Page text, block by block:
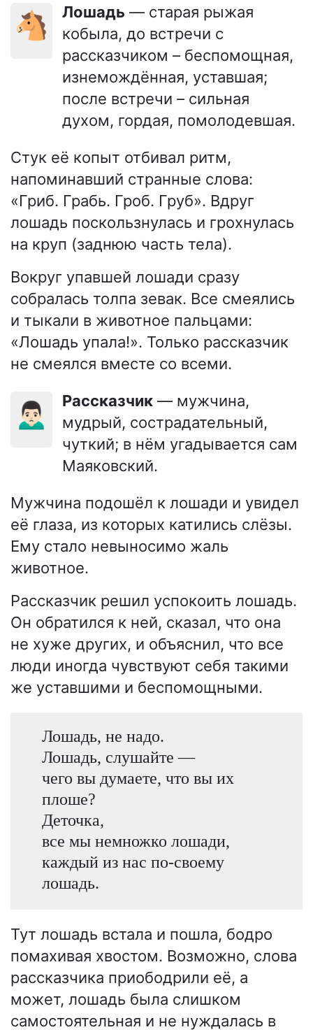
🐴 Лошадь — старая рыжая
кобыла, до встречи с
рассказчиком – беспомощная,
изнемождённая, уставшая;
после встречи – сильная
духом, гордая, помолодевшая.
Стук её копыт отбивал ритм,
напоминавший странные слова:
«Гриб. Грабь. Гроб. Груб». Вдруг
лошадь поскользнулась и грохнулась
на круп (заднюю часть тела).
Вокруг упавшей лошади сразу
собралась толпа зевак. Все смеялись
и тыкали в животное пальцами:
«Лошадь упала!». Только рассказчик
не смеялся вместе со всеми.
🙍🏻‍♂️ Рассказчик — мужчина,
мудрый, сострадательный,
чуткий; в нём угадывается сам
Маяковский.
Мужчина подошёл к лошади и увидел
её глаза, из которых катились слёзы.
Ему стало невыносимо жаль
животное.
Рассказчик решил успокоить лошадь.
Он обратился к ней, сказал, что она
не хуже других, и объяснил, что все
люди иногда чувствуют себя такими
же уставшими и беспомощными.
Лошадь, не надо.
Лошадь, слушайте —
чего вы думаете, что вы их
плоше?
Деточка,
все мы немножко лошади,
каждый из нас по-своему
лошадь.
Тут лошадь встала и пошла, бодро
помахивая хвостом. Возможно, слова
рассказчика приободрили её, а
может, лошадь была слишком
самостоятельная и не нуждалась в